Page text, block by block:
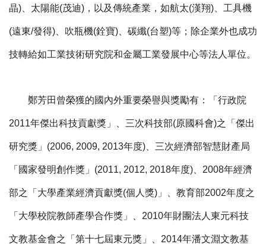
晶)、太陽能(茂迪)，以及傳統產業，如航太(漢翔)、工具機
(遠東/發得)、吹瓶機(銓寶)、碳纖(台塑)等；除企業外也成功
技轉給如工業技術研究院和金屬工業發展中心等法人單位。
鄭芳田曾榮獲的國內外重要榮譽與獎勵有：「行政院
2011年傑出科技貢獻獎」、三次科技部(原國科會)之「傑出
研究獎」(2006, 2009, 2013年度)、三次經濟部智慧財產局
「國家發明創作獎」(2011, 2012, 2018年度)、2008年經濟
部之「大學產業經濟貢獻獎(個人獎)」、教育部2002年度之
「大學校院教師產學合作獎」、2010年財團法人東元科技
文教基金會之「第十七屆東元獎」、2014年潘文淵文教基